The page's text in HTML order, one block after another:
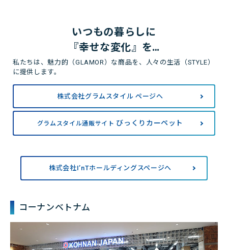
いつもの暮らしに
『幸せな変化』を…
私たちは、魅力的（GLAMOR ）な商品を、人々の生活（STYLE）
に提供します。
株式会社グラムスタイル ページへ
グラムスタイル通販サイト びっくりカーペット
株式会社I’nTホールディングスページへ
コーナンベトナム